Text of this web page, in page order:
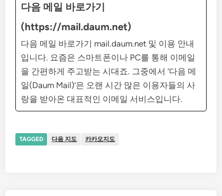
다음 메일 바로가기
(https://mail.daum.net)
다음 메일 바로가기 mail.daum.net 및 이용 안내
입니다. 요즘은 스마트폰이나 PC를 통해 이메일
을 간편하게 주고받는 시대죠. 그중에서 ‘다음 메
일(Daum Mail)’은 오랜 시간 많은 이용자들의 사
랑을 받아온 대표적인 이메일 서비스입니다.
TAGGED 다음 지도 카카오지도